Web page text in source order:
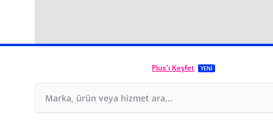
Plus'ı Keşfet YENİ